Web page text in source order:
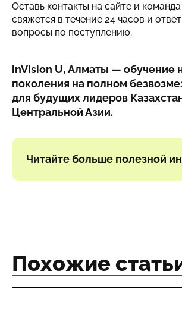
Оставь контакты на сайте и
свяжется в течение 24 часов и
вопросы по поступлению.
inVision U, Алматы — обучение
поколения на полном
для будущих лидеров
Центральной Азии.
‍Читайте больше полезной
Похожие